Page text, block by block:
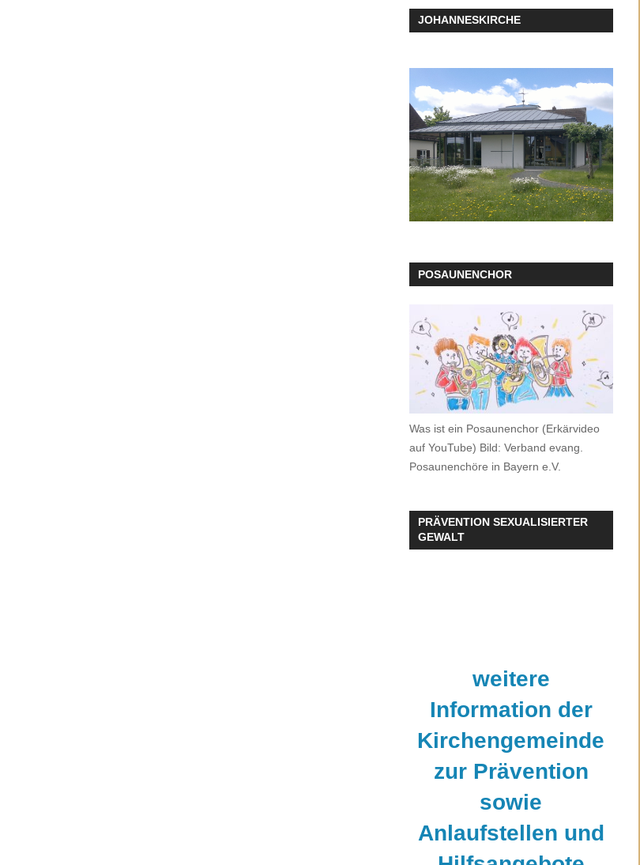
JOHANNESKIRCHE
POSAUNENCHOR
Was ist ein Posaunenchor (Erkärvideo
auf YouTube) Bild: Verband evang.
Posaunenchöre in Bayern e.V.
PRÄVENTION SEXUALISIERTER
GEWALT
weitere
Information der
Kirchengemeinde
zur Prävention
sowie
Anlaufstellen und